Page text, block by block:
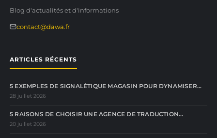
Blog d'actualités et d'informations
contact@dawa.fr
ARTICLES RÉCENTS
5 EXEMPLES DE SIGNALÉTIQUE MAGASIN POUR DYNAMISER…
28 juillet 2026
5 RAISONS DE CHOISIR UNE AGENCE DE TRADUCTION…
20 juillet 2026